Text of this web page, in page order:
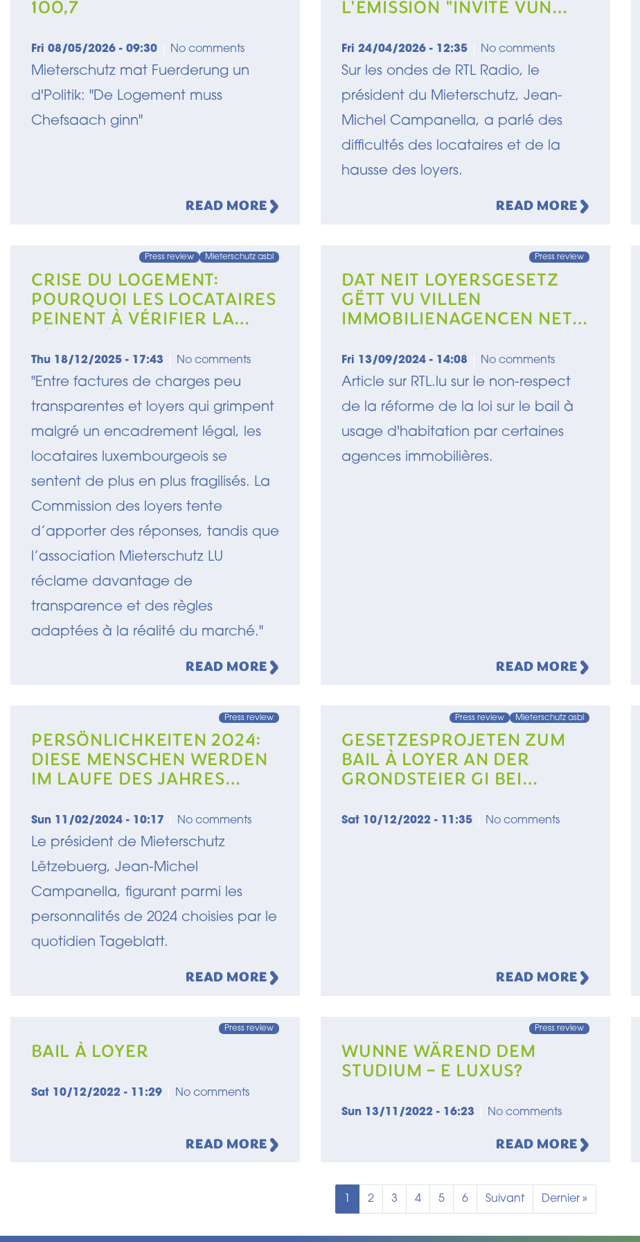
100,7
Fri 08/05/2026 - 09:30 No comments
Mieterschutz mat Fuerderung un
d'Politik: "De Logement muss
Chefsaach ginn"
READ MORE
L'ÉMISSION "INVITÉ VUN
RADIO
Fri 24/04/2026 - 12:35 No comments
Sur les ondes de RTL Radio, le
président du Mieterschutz, Jean-
Michel Campanella, a parlé des
difficultés des locataires et de la
hausse des loyers.
READ MORE
Press review Mieterschutz asbl
CRISE DU LOGEMENT:
POURQUOI LES LOCATAIRES
PEINENT À VÉRIFIER LA
Thu 18/12/2025 - 17:43 No comments
"Entre factures de charges peu
transparentes et loyers qui grimpent
malgré un encadrement légal, les
locataires luxembourgeois se
sentent de plus en plus fragilisés. La
Commission des loyers tente
d’apporter des réponses, tandis que
l’association Mieterschutz LU
réclame davantage de
transparence et des règles
adaptées à la réalité du marché."
READ MORE
Press review
DAT NEIT LOYERSGESETZ
GËTT VU VILLEN
IMMOBILIENAGENCEN NET
Fri 13/09/2024 - 14:08 No comments
Article sur RTL.lu sur le non-respect
de la réforme de la loi sur le bail à
usage d'habitation par certaines
agences immobilières.
READ MORE
Press review
PERSÖNLICHKEITEN 2024:
DIESE MENSCHEN WERDEN
IM LAUFE DES JAHRES
PRÄGEN
Sun 11/02/2024 - 10:17 No comments
Le président de Mieterschutz
Lëtzebuerg, Jean-Michel
Campanella, figurant parmi les
personnalités de 2024 choisies par le
quotidien Tageblatt.
READ MORE
Press review Mieterschutz asbl
GESETZESPROJETEN ZUM
BAIL À LOYER AN DER
GRONDSTEIER GI BEI
Sat 10/12/2022 - 11:35 No comments
READ MORE
Press review
BAIL À LOYER
Sat 10/12/2022 - 11:29 No comments
READ MORE
Press review
WUNNE WÄREND DEM
STUDIUM – E LUXUS?
Sun 13/11/2022 - 16:23 No comments
READ MORE
Current page
Page
2 Page
3 Page
4 Page
5 Page
6 Next page
Suivant Last page
Dernier »